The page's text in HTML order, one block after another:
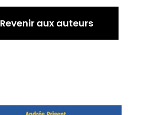
Revenir aux auteurs